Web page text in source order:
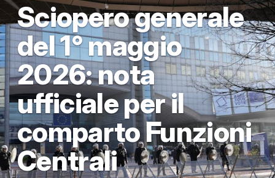
Sciopero generale
del 1° maggio
2026: nota
ufficiale per il
comparto Funzioni
Centrali